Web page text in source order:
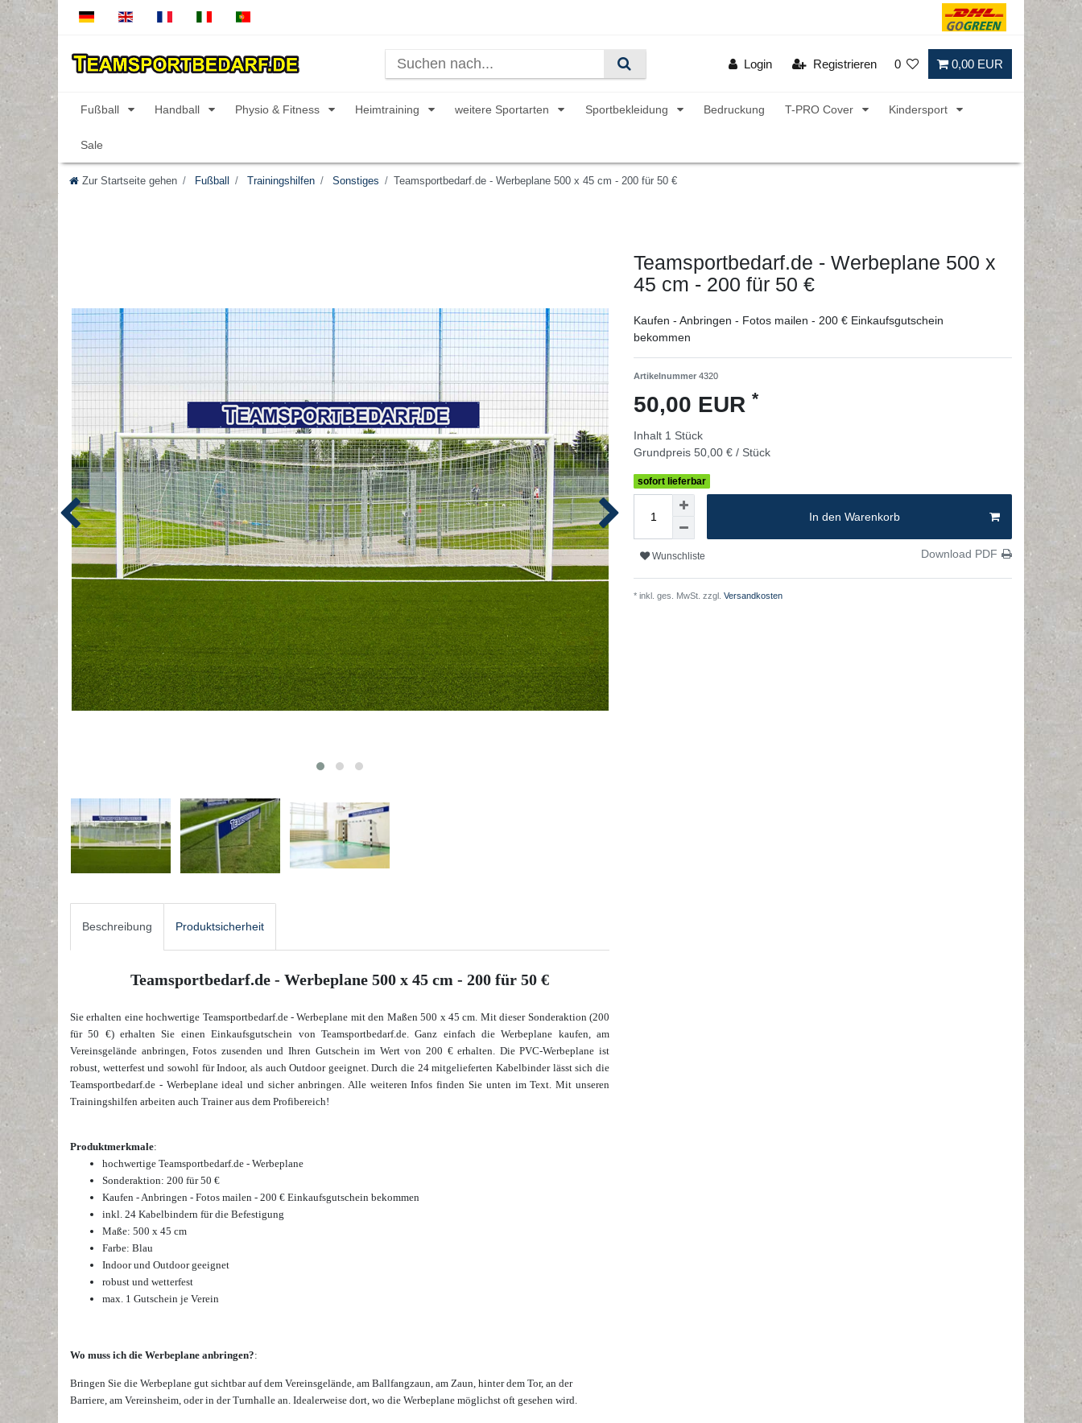
Login Registrieren 0 0,00 EUR
Fußball Handball Physio & Fitness Heimtraining weitere Sportarten Sportbekleidung Bedruckung T-PRO Cover Kindersport
Sale
Zur Startseite gehen Fußball Trainingshilfen Sonstiges Teamsportbedarf.de - Werbeplane 500 x 45 cm - 200 für 50 €
Beschreibung Produktsicherheit
Teamsportbedarf.de - Werbeplane 500 x 45 cm - 200 für 50 €
Sie erhalten eine hochwertige Teamsportbedarf.de - Werbeplane mit den Maßen 500 x 45 cm. Mit dieser Sonderaktion (200
für 50 €) erhalten Sie einen Einkaufsgutschein von Teamsportbedarf.de. Ganz einfach die Werbeplane kaufen, am
Vereinsgelände anbringen, Fotos zusenden und Ihren Gutschein im Wert von 200 € erhalten. Die PVC-Werbeplane ist
robust, wetterfest und sowohl für Indoor, als auch Outdoor geeignet. Durch die 24 mitgelieferten Kabelbinder lässt sich die
Teamsportbedarf.de - Werbeplane ideal und sicher anbringen. Alle weiteren Infos finden Sie unten im Text. Mit unseren
Trainingshilfen arbeiten auch Trainer aus dem Profibereich!
Produktmerkmale:
hochwertige Teamsportbedarf.de - Werbeplane
Sonderaktion: 200 für 50 €
Kaufen - Anbringen - Fotos mailen - 200 € Einkaufsgutschein bekommen
inkl. 24 Kabelbindern für die Befestigung
Maße: 500 x 45 cm
Farbe: Blau
Indoor und Outdoor geeignet
robust und wetterfest
max. 1 Gutschein je Verein
Wo muss ich die Werbeplane anbringen?:
Bringen Sie die Werbeplane gut sichtbar auf dem Vereinsgelände, am Ballfangzaun, am Zaun, hinter dem Tor, an der
Barriere, am Vereinsheim, oder in der Turnhalle an. Idealerweise dort, wo die Werbeplane möglichst oft gesehen wird.
Teamsportbedarf.de - Werbeplane 500 x
45 cm - 200 für 50 €
Kaufen - Anbringen - Fotos mailen - 200 € Einkaufsgutschein
bekommen
Artikelnummer 4320
50,00 EUR *
Inhalt 1 Stück
Grundpreis 50,00 € / Stück
sofort lieferbar
In den Warenkorb
Wunschliste Download PDF
* inkl. ges. MwSt. zzgl. Versandkosten